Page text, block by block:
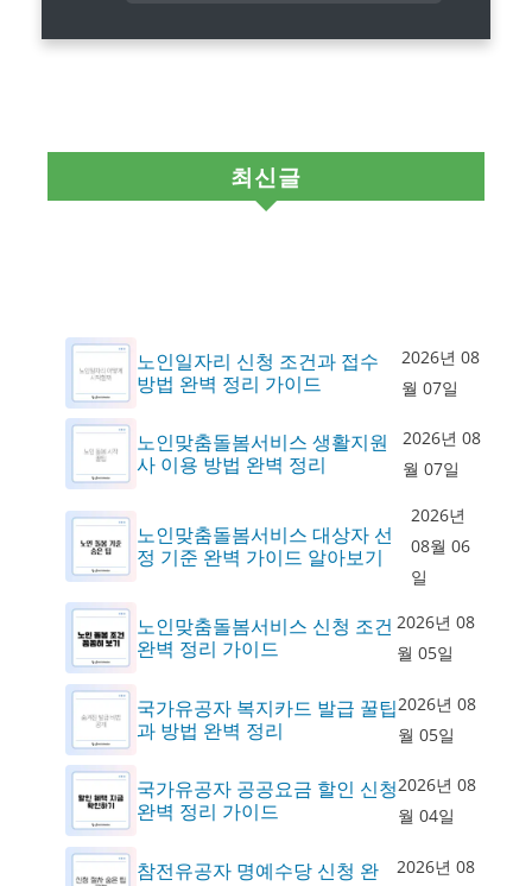
최신글
노인일자리 신청 조건과 접수
방법 완벽 정리 가이드
2026년 08
월 07일
노인맞춤돌봄서비스 생활지원
사 이용 방법 완벽 정리
2026년 08
월 07일
노인맞춤돌봄서비스 대상자 선
정 기준 완벽 가이드 알아보기
2026년
08월 06
일
노인맞춤돌봄서비스 신청 조건
완벽 정리 가이드
2026년 08
월 05일
국가유공자 복지카드 발급 꿀팁
과 방법 완벽 정리
2026년 08
월 05일
국가유공자 공공요금 할인 신청
완벽 정리 가이드
2026년 08
월 04일
참전유공자 명예수당 신청 완
2026년 08